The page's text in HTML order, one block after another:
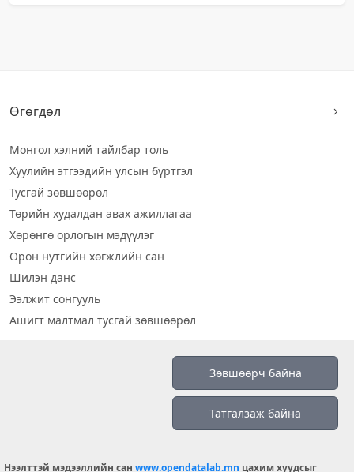
Өгөгдөл
Монгол хэлний тайлбар толь
Хуулийн этгээдийн улсын бүртгэл
Тусгай зөвшөөрөл
Төрийн худалдан авах ажиллагаа
Хөрөнгө орлогын мэдүүлэг
Орон нутгийн хөгжлийн сан
Шилэн данс
Ээлжит сонгууль
Ашигт малтмал тусгай зөвшөөрөл
info@opendatalab.mn
Зөвшөөрч байна
Татгалзаж байна
Нээлттэй мэдээллийн сан www.opendatalab.mn цахим хуудсыг